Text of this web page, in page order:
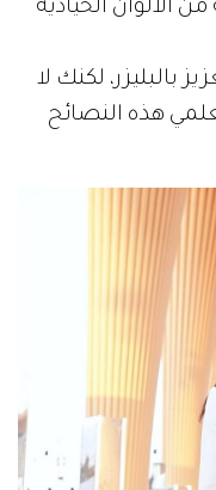
الألوان الحيادية
بالبليزر، لكنك لا
هذه النصائح